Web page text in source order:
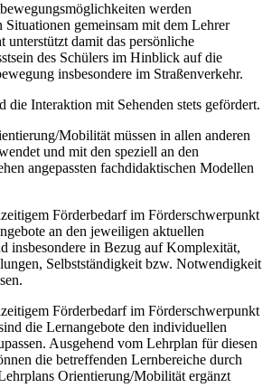
werden
Situationen gemeinsam mit dem Lehrer
unterstützt damit das persönliche
des Schülers im Hinblick auf die
insbesondere im Straßenverkehr.
die Interaktion mit Sehenden stets gefördert.
Mobilität müssen in allen anderen
und mit den speziell an den
angepassten fachdidaktischen Modellen
Förderbedarf im Förderschwerpunkt
an den jeweiligen aktuellen
insbesondere in Bezug auf Komplexität,
Selbstständigkeit bzw. Notwendigkeit
Förderbedarf im Förderschwerpunkt
die Lernangebote den individuellen
Ausgehend vom Lehrplan für diesen
die betreffenden Lernbereiche durch
Orientierung/Mobilität ergänzt